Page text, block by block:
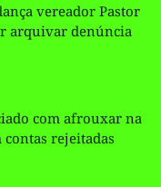
vereador Pastor
arquivar denúncia
com afrouxar na
rejeitadas